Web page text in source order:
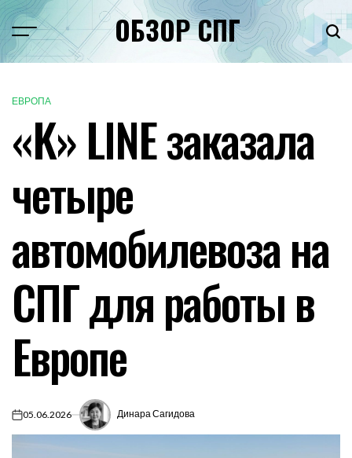
Перейти
к
содержимому
Меню ОБЗОР СПГ
ОПУБЛИКОВАНО
ЕВРОПА
«K» LINE заказала
четыре
автомобилевоза на
СПГ для работы в
Европе
on05.06.2026 Динара Сагидова